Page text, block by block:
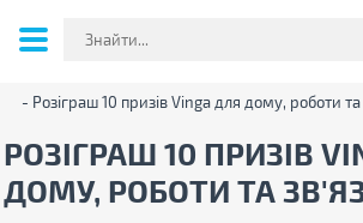
- Розіграш 10 призів Vinga для дому, роботи
РОЗІГРАШ 10 ПРИЗІВ
ДОМУ, РОБОТИ ТА